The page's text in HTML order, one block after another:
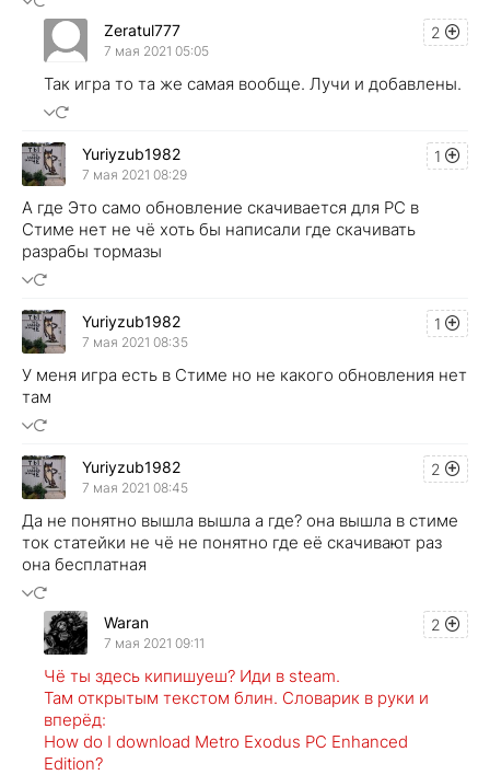
2
Zeratul777
7 мая 2021 05:05
Так игра то та же самая вообще. Лучи и добавлены.
1
Yuriyzub1982
7 мая 2021 08:29
А где Это само обновление скачивается для РС в
Стиме нет не чё хоть бы написали где скачивать
разрабы тормазы
1
Yuriyzub1982
7 мая 2021 08:35
У меня игра есть в Стиме но не какого обновления нет
там
2
Yuriyzub1982
7 мая 2021 08:45
Да не понятно вышла вышла а где? она вышла в стиме
ток статейки не чё не понятно где её скачивают раз
она бесплатная
2
Waran
7 мая 2021 09:11
Чё ты здесь кипишуеш? Иди в steam.
Там открытым текстом блин. Словарик в руки и
вперёд:
How do I download Metro Exodus PC Enhanced
Edition?